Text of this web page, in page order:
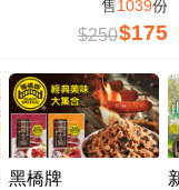
售1039份
$250$175
黑橋牌